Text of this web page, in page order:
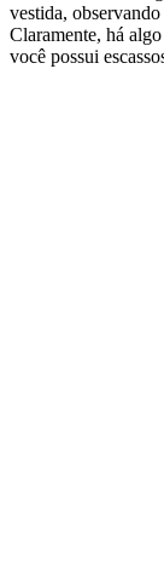
vestida,
Claramente, há
você possui